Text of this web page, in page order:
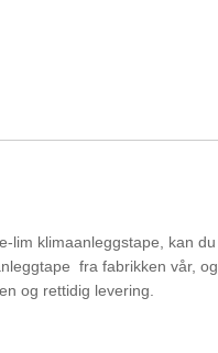
lim klimaanleggstape, kan du
fra fabrikken vår, og
og rettidig levering.